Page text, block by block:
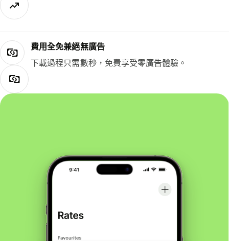
費用全免兼絕無廣告
下載過程只需數秒，免費享受零廣告體驗。